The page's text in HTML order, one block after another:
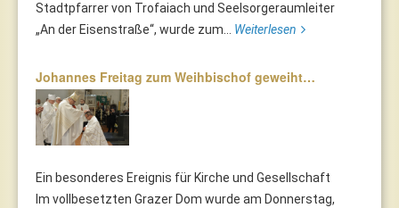
Stadtpfarrer von Trofaiach und Seelsorgeraumleiter
„An der Eisenstraße“, wurde zum... Weiterlesen
Johannes Freitag zum Weihbischof geweiht…
Ein besonderes Ereignis für Kirche und Gesellschaft
Im vollbesetzten Grazer Dom wurde am Donnerstag,